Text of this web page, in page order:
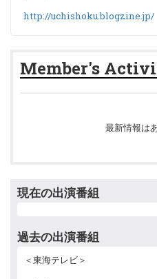
http://uchishoku.blogzine.jp/
Member's
最新情報は
現在の出演番組
過去の出演番組
＜東海テレビ＞